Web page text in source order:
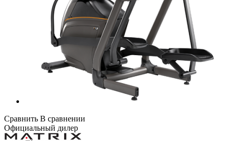
Сравнить В сравнении
Официальный дилер